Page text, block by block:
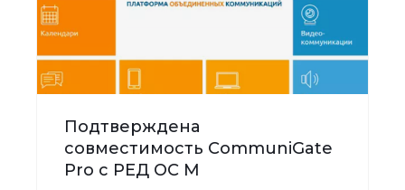
Подтверждена
совместимость CommuniGate
Pro с РЕД ОС М